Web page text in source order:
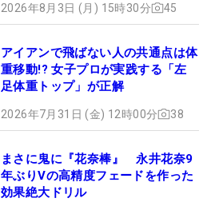
2026年8月3日 (月) 15時30分 45
アイアンで飛ばない人の共通点は体
重移動!? 女子プロが実践する「左
足体重トップ」が正解
2026年7月31日 (金) 12時00分 38
まさに鬼に『花奈棒』 永井花奈9
年ぶりVの高精度フェードを作った
効果絶大ドリル